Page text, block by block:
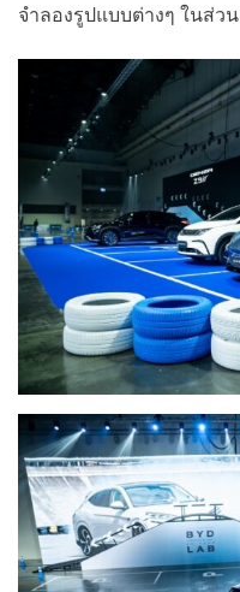
จำลองรูปแบบต่างๆ ในส่วน